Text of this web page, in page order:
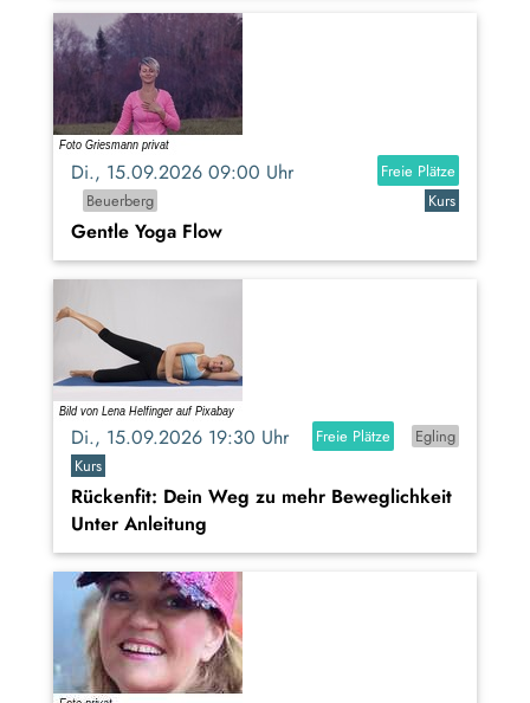
Di., 15.09.2026 09:00 Uhr
Freie Plätze
Beuerberg
Kurs
Gentle Yoga Flow
Di., 15.09.2026 19:30 Uhr Freie Plätze
Egling
Kurs
Rückenfit: Dein Weg zu mehr Beweglichkeit
Unter Anleitung